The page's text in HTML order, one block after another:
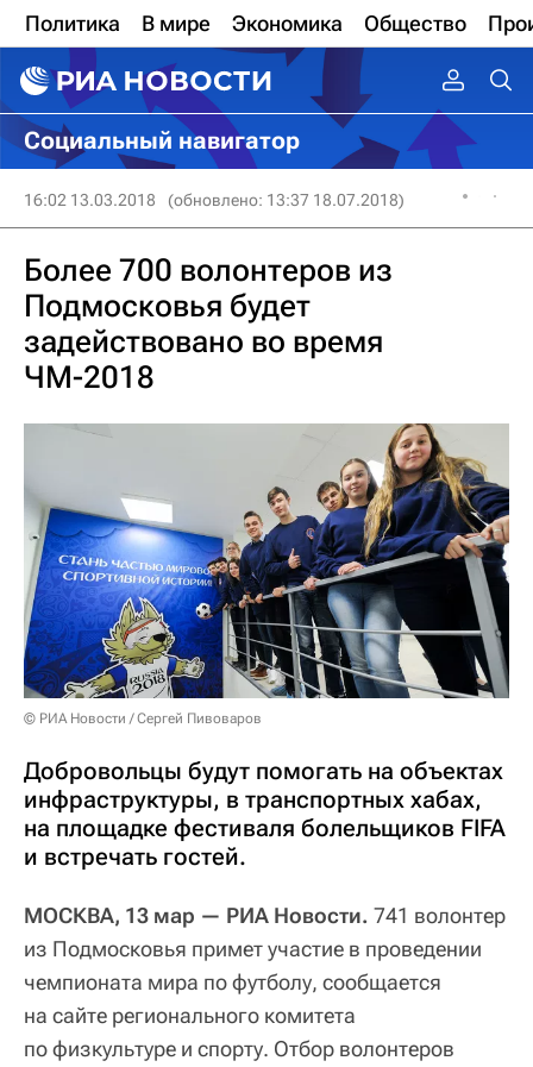
Политика В мире Экономика Общество
Социальный навигатор
16:02 13.03.2018 (обновлено: 13:37 18.07.2018)
Более 700 волонтеров из
Подмосковья будет
задействовано во время
ЧМ-2018
© РИА Новости / Сергей Пивоваров
Добровольцы будут помогать на объектах
инфраструктуры, в транспортных хабах,
на площадке фестиваля болельщиков FIFA
и встречать гостей.
МОСКВА, 13 мар — РИА Новости. 741 волонтер
из Подмосковья примет участие в проведении
чемпионата мира по футболу, сообщается
на сайте регионального комитета
по физкультуре и спорту. Отбор волонтеров